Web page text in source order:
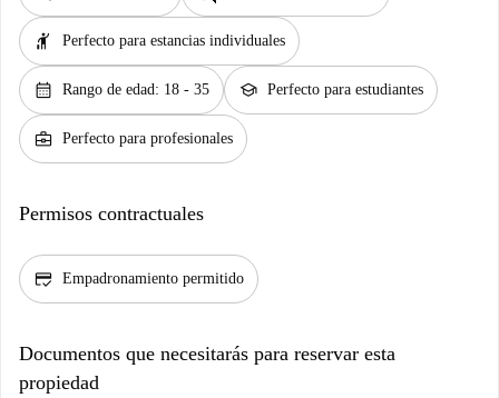
hail Perfecto para estancias individuales
calendar_month Rango de edad: 18 - 35 school Perfecto para estudiantes
business_center Perfecto para profesionales
Permisos contractuales
credit_score Empadronamiento permitido
Documentos que necesitarás para reservar esta
propiedad